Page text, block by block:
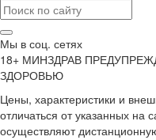
Мы в соц. сетях
18+ МИНЗДРАВ
ЗДОРОВЬЮ
Цены, характеристики и
отличаться от указанных на
осуществляют